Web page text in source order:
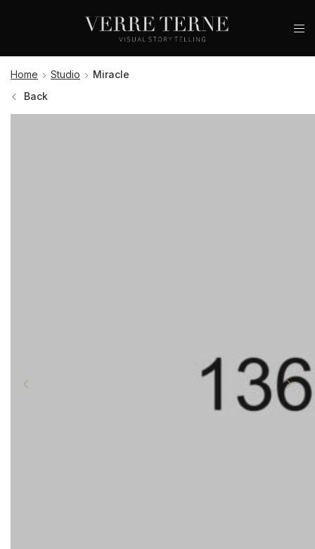
Home Studio
Miracle
Back